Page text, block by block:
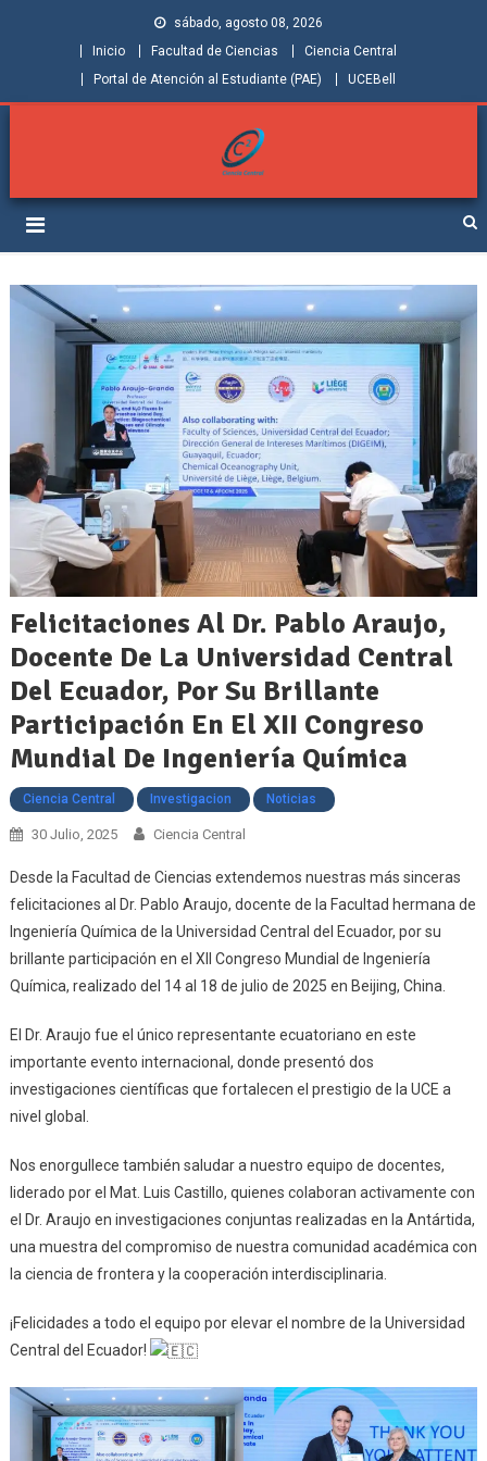
sábado, agosto 08, 2026
Inicio
Facultad de Ciencias
Ciencia Central
Portal de Atención al Estudiante (PAE)
UCEBell
Facultad de Ciencias |
Ciencia Central
Felicitaciones Al Dr. Pablo Araujo,
Docente De La Universidad Central
Del Ecuador, Por Su Brillante
Participación En El XII Congreso
Mundial De Ingeniería Química
Ciencia Central Investigacion Noticias
30 Julio, 2025 Ciencia Central
Desde la Facultad de Ciencias extendemos nuestras más sinceras
felicitaciones al Dr. Pablo Araujo, docente de la Facultad hermana de
Ingeniería Química de la Universidad Central del Ecuador, por su
brillante participación en el XII Congreso Mundial de Ingeniería
Química, realizado del 14 al 18 de julio de 2025 en Beijing, China.
El Dr. Araujo fue el único representante ecuatoriano en este
importante evento internacional, donde presentó dos
investigaciones científicas que fortalecen el prestigio de la UCE a
nivel global.
Nos enorgullece también saludar a nuestro equipo de docentes,
liderado por el Mat. Luis Castillo, quienes colaboran activamente con
el Dr. Araujo en investigaciones conjuntas realizadas en la Antártida,
una muestra del compromiso de nuestra comunidad académica con
la ciencia de frontera y la cooperación interdisciplinaria.
¡Felicidades a todo el equipo por elevar el nombre de la Universidad
Central del Ecuador!